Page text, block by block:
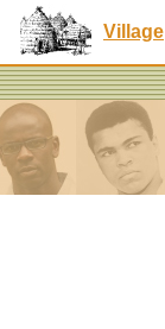
Village